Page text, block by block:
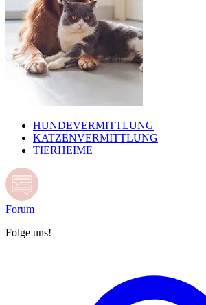
HUNDEVERMITTLUNG
KATZENVERMITTLUNG
TIERHEIME
Forum
Folge uns!